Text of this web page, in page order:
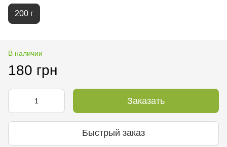
200 г
В наличии
180 грн
Заказать
Быстрый заказ